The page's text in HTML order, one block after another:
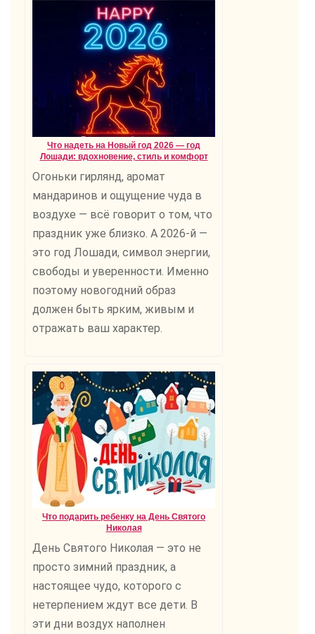
Что надеть на Новый год 2026 — год
Лошади: вдохновение, стиль и комфорт
Огоньки гирлянд, аромат
мандаринов и ощущение чуда в
воздухе — всё говорит о том, что
праздник уже близко. А 2026-й —
это год Лошади, символ энергии,
свободы и уверенности. Именно
поэтому новогодний образ
должен быть ярким, живым и
отражать ваш характер.
Что подарить ребенку на День Святого
Николая
День Святого Николая — это не
просто зимний праздник, а
настоящее чудо, которого с
нетерпением ждут все дети. В
эти дни воздух наполнен